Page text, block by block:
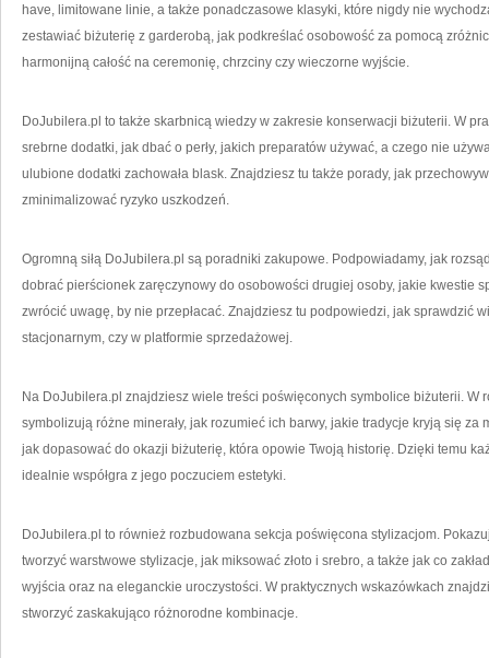
have, limitowane linie, a także ponadczasowe klasyki, które nigdy nie
zestawiać biżuterię z garderobą, jak podkreślać osobowość za pomocą
harmonijną całość na ceremonię, chrzciny czy wieczorne wyjście.
DoJubilera.pl to także skarbnicą wiedzy w zakresie konserwacji biżuterii. W
srebrne dodatki, jak dbać o perły, jakich preparatów używać, a czego nie
ulubione dodatki zachowała blask. Znajdziesz tu także porady, jak
zminimalizować ryzyko uszkodzeń.
Ogromną siłą DoJubilera.pl są poradniki zakupowe. Podpowiadamy, jak
dobrać pierścionek zaręczynowy do osobowości drugiej osoby, jakie kwestie
zwrócić uwagę, by nie przepłacać. Znajdziesz tu podpowiedzi, jak sprawdzić
stacjonarnym, czy w platformie sprzedażowej.
Na DoJubilera.pl znajdziesz wiele treści poświęconych symbolice biżuterii. W
symbolizują różne minerały, jak rozumieć ich barwy, jakie tradycje kryją się
jak dopasować do okazji biżuterię, która opowie Twoją historię. Dzięki temu
idealnie współgra z jego poczuciem estetyki.
DoJubilera.pl to również rozbudowana sekcja poświęcona stylizacjom.
tworzyć warstwowe stylizacje, jak miksować złoto i srebro, a także jak co
wyjścia oraz na eleganckie uroczystości. W praktycznych wskazówkach
stworzyć zaskakująco różnorodne kombinacje.